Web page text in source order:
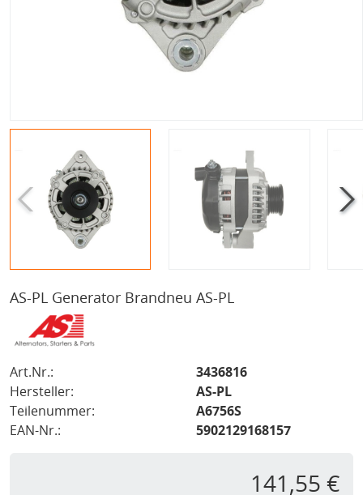
AS-PL Generator Brandneu AS-PL
Art.Nr.:
3436816
Hersteller:
AS-PL
Teilenummer:
A6756S
EAN-Nr.:
5902129168157
141,55 €